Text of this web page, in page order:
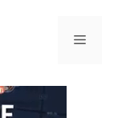
Menu